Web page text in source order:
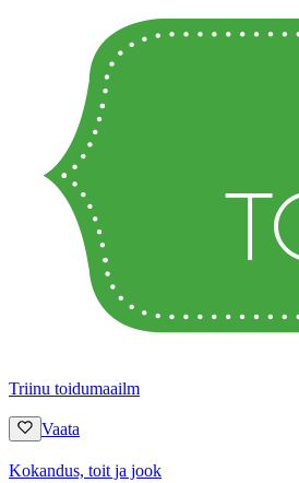
Triinu toidumaailm
Vaata
Kokandus, toit ja jook